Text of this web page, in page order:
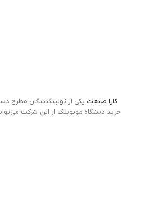
کارا صنعت یکی از تولیدکنندگان مطرح
خرید دستگاه مونوبلاک از این شرکت